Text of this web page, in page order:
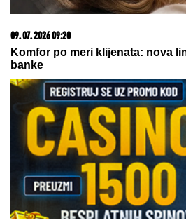
08. 08. 2026 07:36
Samo da mi dete bude dobro:
Svetoj Petki